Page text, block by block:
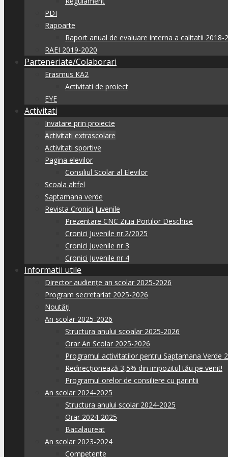
PDI
Rapoarte
Raport anual de evaluare interna a calitatii 2018-
RAEI 2019-2020
Parteneriate/Colaborari
Erasmus KA2
Activitati de proiect
EYE
Activitati
Invatare prin proiecte
Activitati extrascolare
Activitati sportive
Pagina elevilor
Consiliul Scolar al Elevilor
Scoala altfel
Saptamana verde
Revista Cronici Juvenile
Prezentare CNC Ziua Portilor Deschise
Cronici Juvenile nr.2/2025
Cronici Juvenile nr 3
Cronici Juvenile nr 4
Informatii utile
Director audiențe an scolar 2025-2026
Program secretariat 2025-2026
Noutăţi
An scolar 2025-2026
Structura anului scoalar 2025-2026
Orar An Scolar 2025-2026
Programul activitatilor pentru Saptamana Verde
Redirecționează 3,5% din impozitul tău pe venit!
Programul orelor de consiliere cu parintii
An scolar 2024-2025
Structura anului scolar 2024-2025
Orar 2024-2025
Bacalaureat
An scolar 2023-2024
Competente